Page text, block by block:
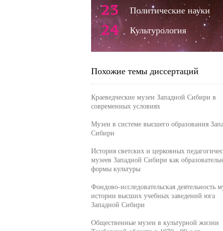
23 Политические науки
24 Культурология
Похожие темы диссертаций
Краеведческие музеи Западной Сибири в
современных условиях
Музеи в системе высшего образования
Сибири
История светских и церковных
музеев Западной Сибири как
формы культуры
Фондово-исследовательская деятельность
истории высших учебных заведений юга
Западной Сибири
Общественные музеи в культурной жизни